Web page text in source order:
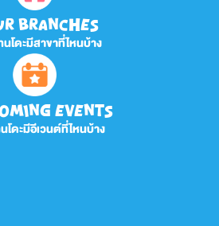
BRANCHES
นโดะมีสาขาที่ไหนบ้าง
EVENTS
โดะมีอีเวนต์ที่ไหนบ้าง